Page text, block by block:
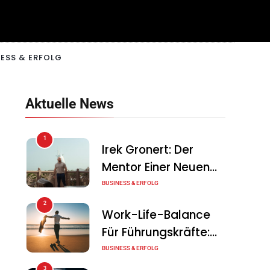
& ERFOLG
Aktuelle News
1
Irek Gronert: Der
Mentor Einer Neuen
Generation Von
BUSINESS & ERFOLG
2
Work-Life-Balance
Für Führungskräfte:
Illusion Oder Echte
BUSINESS & ERFOLG
3